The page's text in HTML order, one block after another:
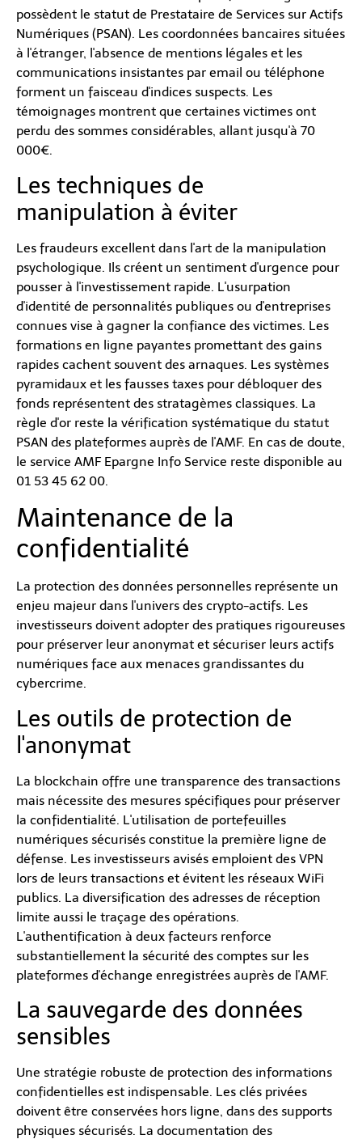
possèdent le statut de Prestataire de Services sur Actifs
Numériques (PSAN). Les coordonnées bancaires situées
à l'étranger, l'absence de mentions légales et les
communications insistantes par email ou téléphone
forment un faisceau d'indices suspects. Les
témoignages montrent que certaines victimes ont
perdu des sommes considérables, allant jusqu'à 70
000€.
Les techniques de
manipulation à éviter
Les fraudeurs excellent dans l'art de la manipulation
psychologique. Ils créent un sentiment d'urgence pour
pousser à l'investissement rapide. L'usurpation
d'identité de personnalités publiques ou d'entreprises
connues vise à gagner la confiance des victimes. Les
formations en ligne payantes promettant des gains
rapides cachent souvent des arnaques. Les systèmes
pyramidaux et les fausses taxes pour débloquer des
fonds représentent des stratagèmes classiques. La
règle d'or reste la vérification systématique du statut
PSAN des plateformes auprès de l'AMF. En cas de doute,
le service AMF Epargne Info Service reste disponible au
01 53 45 62 00.
Maintenance de la
confidentialité
La protection des données personnelles représente un
enjeu majeur dans l'univers des crypto-actifs. Les
investisseurs doivent adopter des pratiques rigoureuses
pour préserver leur anonymat et sécuriser leurs actifs
numériques face aux menaces grandissantes du
cybercrime.
Les outils de protection de
l'anonymat
La blockchain offre une transparence des transactions
mais nécessite des mesures spécifiques pour préserver
la confidentialité. L'utilisation de portefeuilles
numériques sécurisés constitue la première ligne de
défense. Les investisseurs avisés emploient des VPN
lors de leurs transactions et évitent les réseaux WiFi
publics. La diversification des adresses de réception
limite aussi le traçage des opérations.
L'authentification à deux facteurs renforce
substantiellement la sécurité des comptes sur les
plateformes d'échange enregistrées auprès de l'AMF.
La sauvegarde des données
sensibles
Une stratégie robuste de protection des informations
confidentielles est indispensable. Les clés privées
doivent être conservées hors ligne, dans des supports
physiques sécurisés. La documentation des